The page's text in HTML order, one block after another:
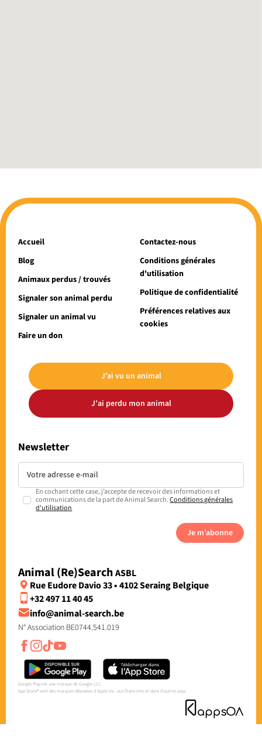
Animal (Re)SearchASBL
Rue Eudore Davio 33 • 4102 Seraing Belgique
+32 497 11 40 45
info@animal-search.be
N° Association BE0744.541.019
Google Play est une marque de Google LLC.
App Store® sont des marques déposées d'Apple Inc. aux États-Unis et dans d'autres pays.
Accueil
Blog
Animaux perdus / trouvés
Signaler son animal perdu
Signaler un animal vu
Faire un don
Contactez-nous
Conditions générales
d'utilisation
Politique de confidentialité
Préférences relatives aux
cookies
J’ai vu un animal
J'ai perdu mon animal
Newsletter
En cochant cette case, j’accepte de recevoir des informations et
communications de la part de Animal Search.Conditions générales
d'utilisation
Je m’abonne